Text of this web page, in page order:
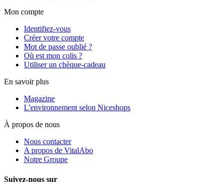
Mon compte
Identifiez-vous
Créer votre compte
Mot de passe oublié ?
Où est mon colis ?
Utiliser un chèque-cadeau
En savoir plus
Magazine
L'environnement selon Niceshops
À propos de nous
Nous contacter
A propos de VitalAbo
Notre Groupe
Suivez-nous sur